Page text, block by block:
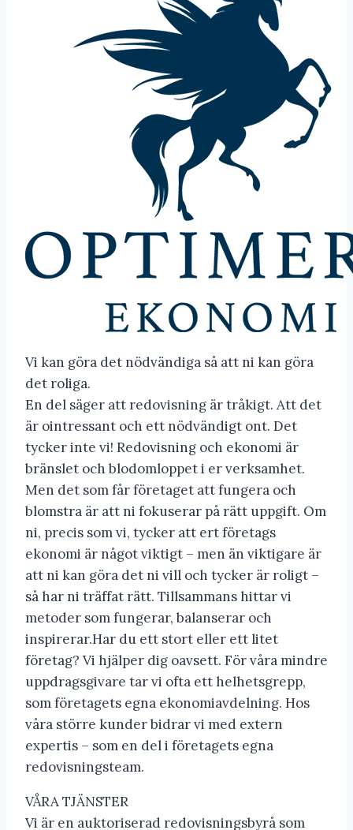
Vi kan göra det nödvändiga så att ni kan göra
det roliga.
En del säger att redovisning är tråkigt. Att det
är ointressant och ett nödvändigt ont. Det
tycker inte vi! Redovisning och ekonomi är
bränslet och blodomloppet i er verksamhet.
Men det som får företaget att fungera och
blomstra är att ni fokuserar på rätt uppgift. Om
ni, precis som vi, tycker att ert företags
ekonomi är något viktigt – men än viktigare är
att ni kan göra det ni vill och tycker är roligt –
så har ni träffat rätt. Tillsammans hittar vi
metoder som fungerar, balanserar och
inspirerar.Har du ett stort eller ett litet
företag? Vi hjälper dig oavsett. För våra mindre
uppdragsgivare tar vi ofta ett helhetsgrepp,
som företagets egna ekonomiavdelning. Hos
våra större kunder bidrar vi med extern
expertis – som en del i företagets egna
redovisningsteam.
VÅRA TJÄNSTER
Vi är en auktoriserad redovisningsbyrå som